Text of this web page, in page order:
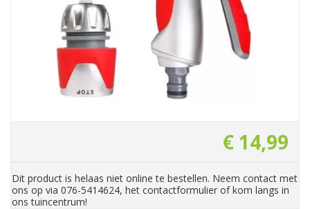
€ 14,99
Dit product is helaas niet online te bestellen. Neem contact met
ons op via 076-5414624, het contactformulier of kom langs in
ons tuincentrum!